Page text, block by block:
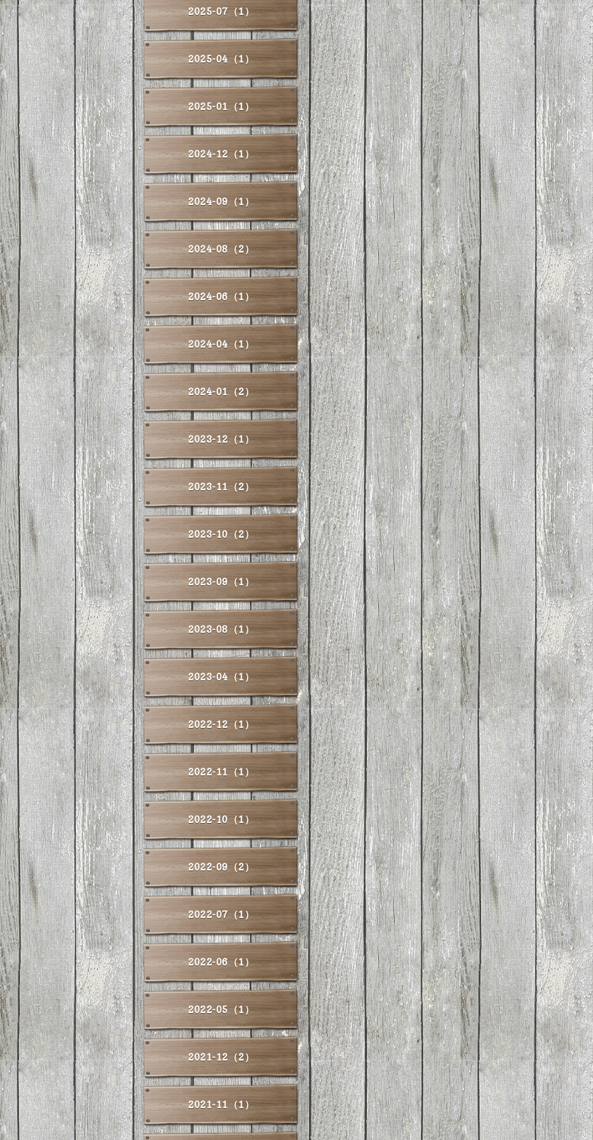
2025-07（1）
2025-04（1）
2025-01（1）
2024-12（1）
2024-09（1）
2024-08（2）
2024-06（1）
2024-04（1）
2024-01（2）
2023-12（1）
2023-11（2）
2023-10（2）
2023-09（1）
2023-08（1）
2023-04（1）
2022-12（1）
2022-11（1）
2022-10（1）
2022-09（2）
2022-07（1）
2022-06（1）
2022-05（1）
2021-12（2）
2021-11（1）